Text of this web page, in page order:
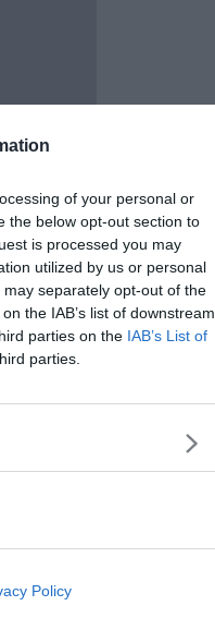
of your personal or
the below opt-out section to
is processed you may
utilized by us or personal
separately opt-out of the
the IAB’s list of downstream
parties on the IAB’s List of
parties.
Policy